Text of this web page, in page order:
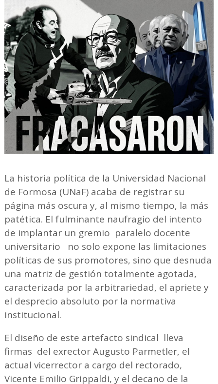
La historia política de la Universidad Nacional
de Formosa (UNaF) acaba de registrar su
página más oscura y, al mismo tiempo, la más
patética. El fulminante naufragio del intento
de implantar un gremio paralelo docente
universitario no solo expone las limitaciones
políticas de sus promotores, sino que desnuda
una matriz de gestión totalmente agotada,
caracterizada por la arbitrariedad, el apriete y
el desprecio absoluto por la normativa
institucional.
El diseño de este artefacto sindical lleva
firmas del exrector Augusto Parmetler, el
actual vicerrector a cargo del rectorado,
Vicente Emilio Grippaldi, y el decano de la